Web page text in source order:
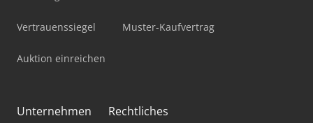
Vertrauenssiegel
Auktion einreichen
Muster-Kaufvertrag
Unternehmen Rechtliches